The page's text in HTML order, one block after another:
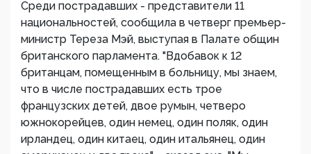
Среди пострадавших - представители 11
национальностей, сообщила в четверг премьер-
министр Тереза Мэй, выступая в Палате общин
британского парламента. "Вдобавок к 12
британцам, помещенным в больницу, мы знаем,
что в числе пострадавших есть трое
французских детей, двое румын, четверо
южнокорейцев, один немец, один поляк, один
ирландец, один китаец, один итальянец, один